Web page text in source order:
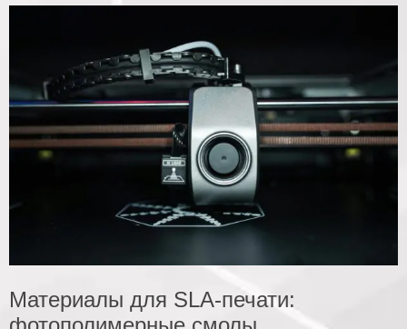
Материалы для SLA-печати: